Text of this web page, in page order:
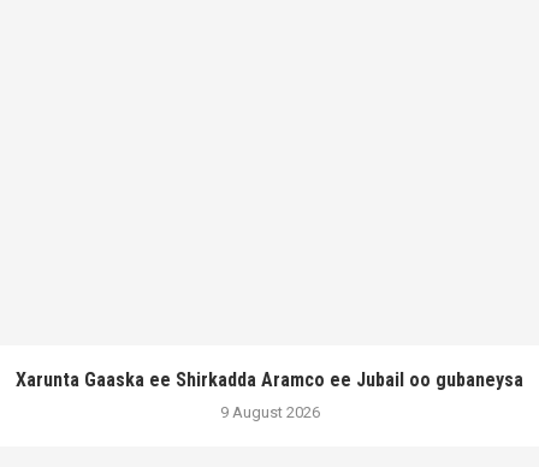
Xarunta Gaaska ee Shirkadda Aramco ee Jubail oo gubaneysa
9 August 2026